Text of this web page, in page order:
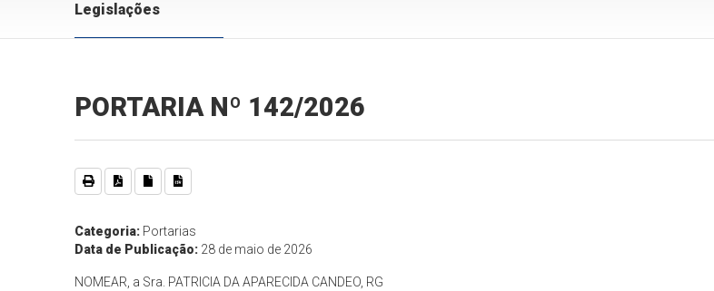
Legislações
PORTARIA Nº 142/2026
Categoria: Portarias
Data de Publicação: 28 de maio de 2026
NOMEAR, a Sra. PATRICIA DA APARECIDA CANDEO, RG